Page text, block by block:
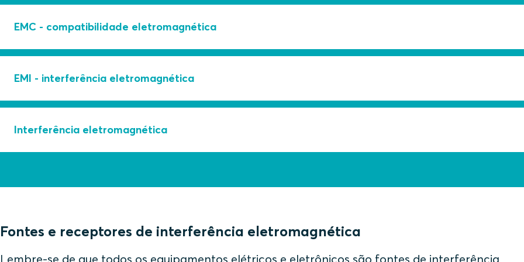
EMC - compatibilidade eletromagnética
EMC é a capacidade dos dispositivos elétricos ou eletrônicos de funcionar adequadamente no
interferências eletromagnéticas indesejadas. A EMC é uma medida de qualidade e das margens de
dispositivo coopera eletricamente com outros dispositivos. Vários padrões internacionais definem
EMI - interferência eletromagnética
A energia eletromagnética, transmitida por materiais eletricamente condutores ou ondas
materiais condutores geralmente são metais em cabos, blindagens de cabos e gabinetes.
Interferência eletromagnética
afetar adversamente matéria viva ou inerte.
Fontes e receptores de interferência eletromagnética
Lembre-se de que todos os equipamentos elétricos e eletrônicos são fontes de interferência